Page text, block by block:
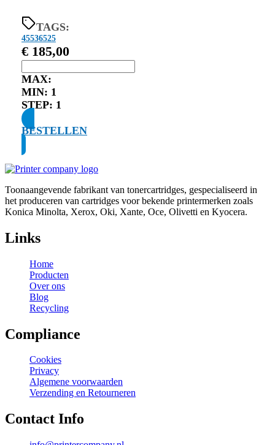
TAGS:
45536525
€ 185,00
MAX:
MIN: 1
STEP: 1
BESTELLEN
Toonaangevende fabrikant van tonercartridges, gespecialiseerd in
het produceren van cartridges voor bekende printermerken zoals
Konica Minolta, Xerox, Oki, Xante, Oce, Olivetti en Kyocera.
Links
Home
Producten
Over ons
Blog
Recycling
Compliance
Cookies
Privacy
Algemene voorwaarden
Verzending en Retourneren
Contact Info